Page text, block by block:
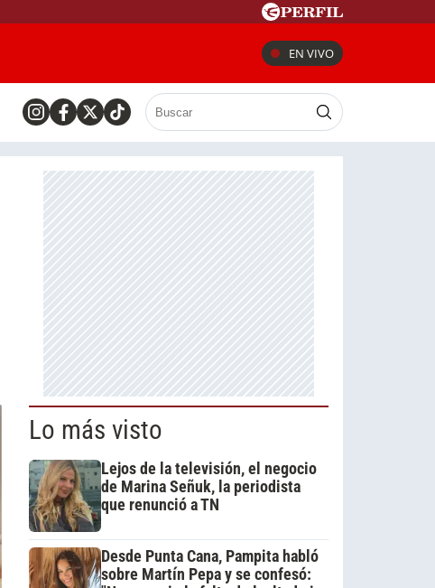
EN VIVO
Lo más visto
Lejos de la televisión, el negocio
de Marina Señuk, la periodista
que renunció a TN
Desde Punta Cana, Pampita habló
sobre Martín Pepa y se confesó: